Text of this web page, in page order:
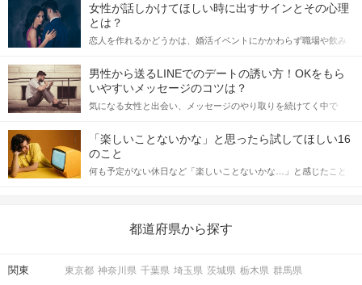
女性が話しかけてほしい時に出すサインとその心理
とは？
恋人を作れるかどうかは、婚活イベントにかかわらず職場や飲み
てアプローチできるかにも左右されます。 これから恋人作りを本
格的に始めようとしている方は、女性が異性を求めて出すサイン
をしっかりと理解し、正しい行動に移せるかどうかが重要。 この
記事では、女性が話しかけて欲しい時に出すサインとその心理を
合にどのような行動に繋げるべきかをご紹介していきます。
男性から送るLINEでのデートの誘い方！OKをもら
いやすいメッセージのコツは？
気になる女性と出会い、メッセージのやり取りを続けてく中で
しかし、中には「どう誘ったらいいの？」とお困りの男性もいら
っしゃるのではないでしょうか。 そこで今回は、男性から女性へ
送るLINEでのデートの誘い方のコツをご紹介します。例文も混じ
えながら解説するので、ぜひ参考にしてください。
「楽しいことないかな」と思ったら試してほしい16
のこと
何も予定がない休日など「楽しいことないかな…」と感じたこと
の楽しいことアイデアを集めました♪ いままさに楽しいことを探し
都道府県から探す
関東 東京都 神奈川県 千葉県 埼玉県 茨城県 栃木県 群馬県